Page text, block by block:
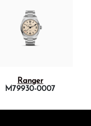
Ranger
M79930-0007